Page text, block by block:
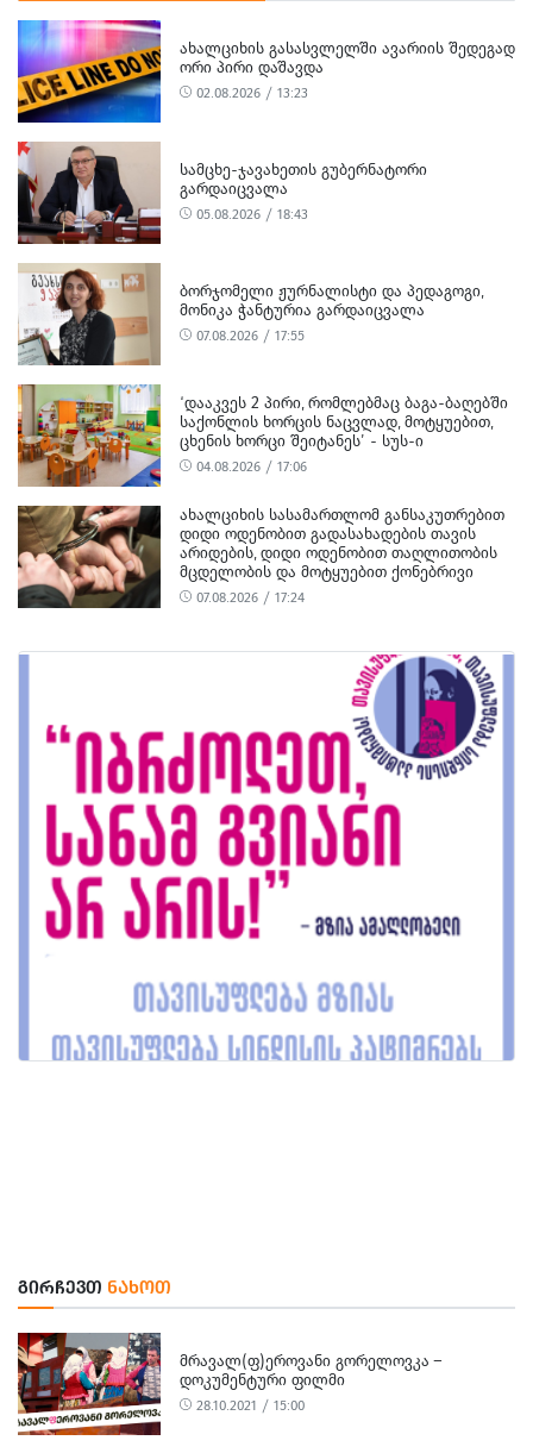
ᲐᲮᲐᲚᲪᲘᲮᲘᲡ ᲒᲐᲡᲐᲡᲕᲚᲔᲚᲨᲘ ᲐᲕᲐᲠᲘᲘᲡ ᲨᲔᲓᲔᲒᲐᲓ
ᲝᲠᲘ ᲞᲘᲠᲘ ᲓᲐᲨᲐᲕᲓᲐ
02.08.2026 / 13:23
ᲡᲐᲛᲪᲮᲔ-ᲯᲐᲕᲐᲮᲔᲗᲘᲡ ᲒᲣᲑᲔᲠᲜᲐᲢᲝᲠᲘ
ᲒᲐᲠᲓᲐᲘᲪᲕᲐᲚᲐ
05.08.2026 / 18:43
ᲑᲝᲠᲯᲝᲛᲔᲚᲘ ᲟᲣᲠᲜᲐᲚᲘᲡᲢᲘ ᲓᲐ ᲞᲔᲓᲐᲒᲝᲒᲘ,
ᲛᲝᲜᲘᲙᲐ ᲭᲐᲜᲢᲣᲠᲘᲐ ᲒᲐᲠᲓᲐᲘᲪᲕᲐᲚᲐ
07.08.2026 / 17:55
‘ᲓᲐᲐᲙᲕᲔᲡ 2 ᲞᲘᲠᲘ, ᲠᲝᲛᲚᲔᲑᲛᲐᲪ ᲑᲐᲒᲐ-ᲑᲐᲦᲔᲑᲨᲘ
ᲡᲐᲥᲝᲜᲚᲘᲡ ᲮᲝᲠᲪᲘᲡ ᲜᲐᲪᲕᲚᲐᲓ, ᲛᲝᲢᲧᲣᲔᲑᲘᲗ,
ᲪᲮᲔᲜᲘᲡ ᲮᲝᲠᲪᲘ ᲨᲔᲘᲢᲐᲜᲔᲡ’ - ᲡᲣᲡ-Ი
04.08.2026 / 17:06
ᲐᲮᲐᲚᲪᲘᲮᲘᲡ ᲡᲐᲡᲐᲛᲐᲠᲗᲚᲝᲛ ᲒᲐᲜᲡᲐᲙᲣᲗᲠᲔᲑᲘᲗ
ᲓᲘᲓᲘ ᲝᲓᲔᲜᲝᲑᲘᲗ ᲒᲐᲓᲐᲡᲐᲮᲐᲓᲔᲑᲘᲡ ᲗᲐᲕᲘᲡ
ᲐᲠᲘᲓᲔᲑᲘᲡ, ᲓᲘᲓᲘ ᲝᲓᲔᲜᲝᲑᲘᲗ ᲗᲐᲦᲚᲘᲗᲝᲑᲘᲡ
ᲛᲪᲓᲔᲚᲝᲑᲘᲡ ᲓᲐ ᲛᲝᲢᲧᲣᲔᲑᲘᲗ ᲥᲝᲜᲔᲑᲠᲘᲕᲘ
ᲓᲐᲖᲘᲐᲜᲔᲑᲘᲡ ᲤᲐᲥᲢᲔᲑᲖᲔ 1 ᲞᲘᲠᲘ ᲓᲐᲛᲜᲐᲨᲐᲕᲔᲓ
ᲪᲜᲝ
07.08.2026 / 17:24
ᲒᲘᲠᲩᲔᲕᲗ ᲜᲐᲮᲝᲗ
ᲛᲠᲐᲕᲐᲚ(Ფ)ᲔᲠᲝᲕᲐᲜᲘ ᲒᲝᲠᲔᲚᲝᲕᲙᲐ –
ᲓᲝᲙᲣᲛᲔᲜᲢᲣᲠᲘ ᲤᲘᲚᲛᲘ
28.10.2021 / 15:00